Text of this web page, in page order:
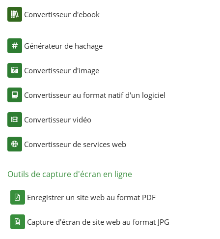
Convertisseur d'ebook
Générateur de hachage
Convertisseur d'image
Convertisseur au format natif d'un logiciel
Convertisseur vidéo
Convertisseur de services web
Outils de capture d'écran en ligne
Enregistrer un site web au format PDF
Capture d'écran de site web au format JPG